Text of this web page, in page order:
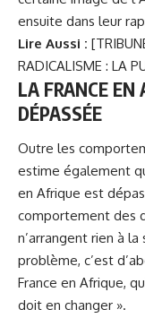
ensuite dans leur
Lire Aussi :
RADICALISME : LA
LA FRANCE EN
DÉPASSÉE
Outre les
estime également
en Afrique est
comportement des
n’arrangent rien à
problème, c’est
France en Afrique,
doit en changer ».